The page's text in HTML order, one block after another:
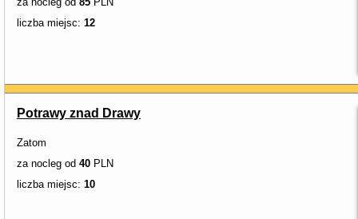
liczba miejsc: 12
Potrawy znad Drawy
Zatom
za nocleg od 40 PLN
liczba miejsc: 10